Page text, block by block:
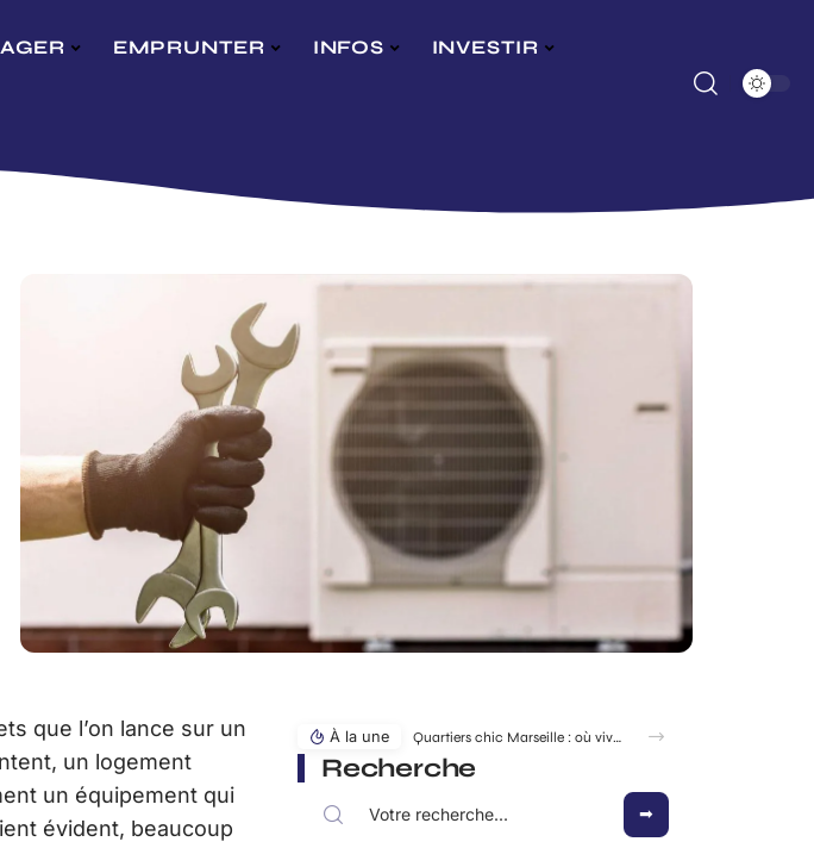
EMPRUNTER INFOS INVESTIR
que l’on lance sur un
un logement
un équipement qui
évident, beaucoup
À la une Quartiers chic Marseille : où vivre au calme sans s’exiler ?
Recherche